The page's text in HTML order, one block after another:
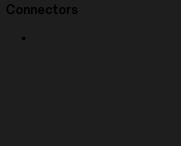
Connectors